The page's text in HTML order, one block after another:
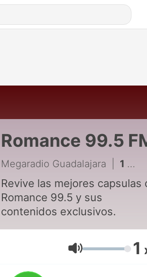
Romance 99.5
Megaradio Guadalajara 1 - Capsula de navidad Romance 99.5 # 1
Revive las mejores capsulas
Romance 99.5 y sus
contenidos exclusivos.
Volumen 1